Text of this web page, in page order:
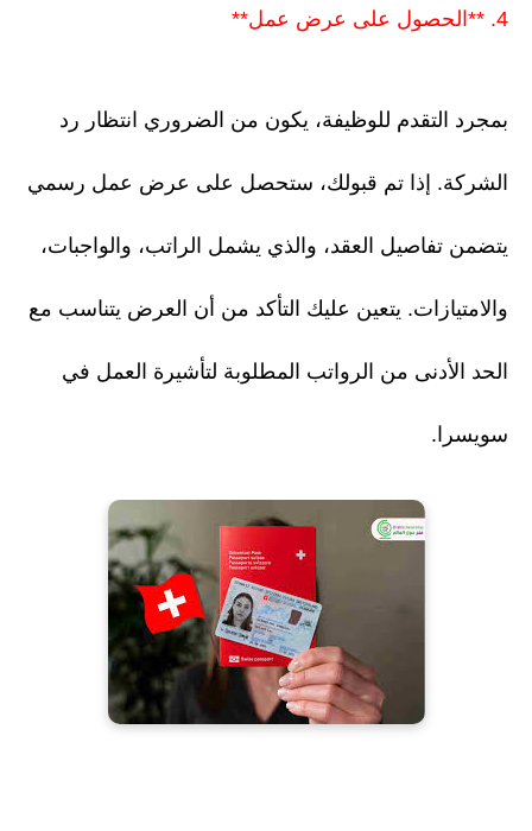
4. **الحصول على عرض عمل**
بمجرد التقدم للوظيفة، يكون من الضروري انتظار رد
الشركة. إذا تم قبولك، ستحصل على عرض عمل رسمي
يتضمن تفاصيل العقد، والذي يشمل الراتب، والواجبات،
والامتيازات. يتعين عليك التأكد من أن العرض يتناسب مع
الحد الأدنى من الرواتب المطلوبة لتأشيرة العمل في
سويسرا.